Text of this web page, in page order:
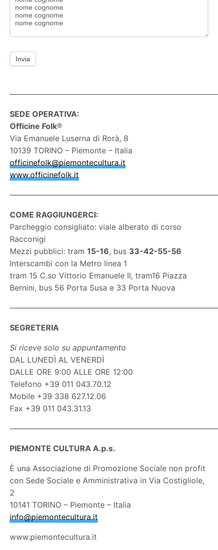
Invia
SEDE OPERATIVA:
Officine Folk®
Via Emanuele Luserna di Rorà, 8
10139 TORINO – Piemonte – Italia
officinefolk@piemontecultura.it
www.officinefolk.it
COME RAGGIUNGERCI:
Parcheggio consigliato: viale alberato di corso
Racconigi
Mezzi pubblici: tram15-16, bus 33-42-55-56
Interscambi con la Metro linea 1
tram 15 C.so Vittorio Emanuele II, tram16 Piazza
Bernini, bus 56 Porta Susa e 33 Porta Nuova
SEGRETERIA
Si riceve solo su appuntamento
DAL LUNEDÌ AL VENERDÌ
DALLE ORE 9:00 ALLE ORE 12:00
Telefono +39 011 043.70.12
Mobile +39 338 627.12.06
Fax +39 011 043.31.13
PIEMONTE CULTURA A.p.s.
È una Associazione di Promozione Sociale non profit
con Sede Sociale e Amministrativa in Via Costigliole,
2
10141 TORINO – Piemonte – Italia
info@piemontecultura.it
www.piemontecultura.it